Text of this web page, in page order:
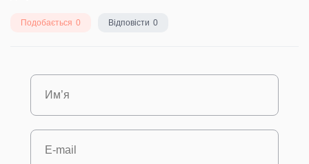
Подобається 0 Відповісти 0